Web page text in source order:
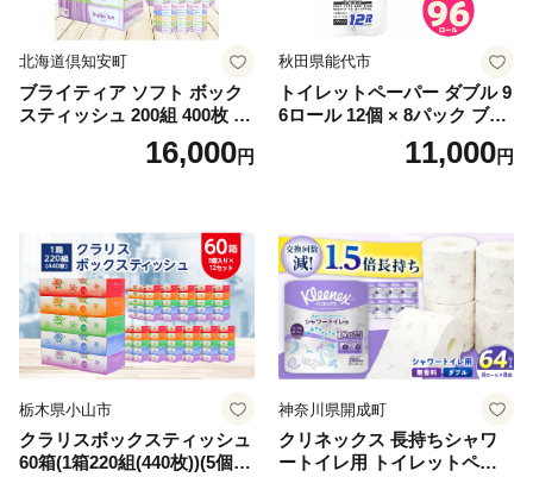
北海道倶知安町
ブライティア ソフト ボック
スティッシュ 200組 400枚 60
箱 日本製 まとめ買い ティッ
シュ リサイクル 長持 防災 常
倶知安町 日用品
16,000円
秋田県能代市
トイレットペーパー ダブル 9
6ロール 12個 × 8パック ブラ
ンカ 再生紙 100％ 芯あり 日
用品 消耗品 無香料 生活用品
11,000円
栃木県小山市
クラリスボックスティッシュ
60箱(1箱220組(440枚))(5個入
神奈川県開成町
クリネックス 長持ちシャワ
ートイレ用 トイレットペー